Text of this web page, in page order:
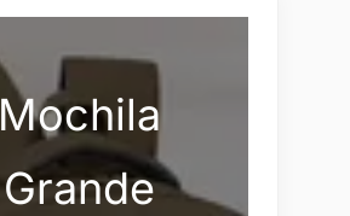
Mochila
Grande